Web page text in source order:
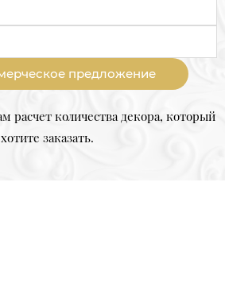
предложение
расчет количества декора, который
хотите заказать.